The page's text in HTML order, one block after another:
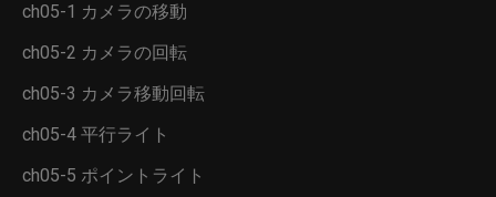
ch05-1 カメラの移動
ch05-2 カメラの回転
ch05-3 カメラ移動回転
ch05-4 平行ライト
ch05-5 ポイントライト